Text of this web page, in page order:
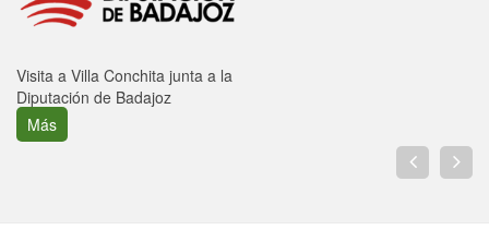
Visita a Villa Conchita junta a la
Diputación de Badajoz
Más